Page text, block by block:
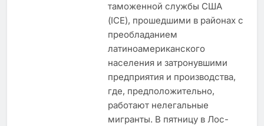
таможенной службы США
(ICE), прошедшими в районах с
преобладанием
латиноамериканского
населения и затронувшими
предприятия и производства,
где, предположительно,
работают нелегальные
мигранты. В пятницу в Лос-